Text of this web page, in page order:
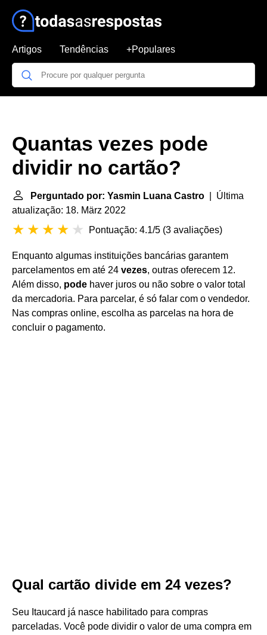
Artigos Tendências +Populares
Quantas vezes pode
dividir no cartão?
Perguntado por: Yasmin Luana Castro | Última
atualização: 18. März 2022
Pontuação: 4.1/5 (3 avaliações)
Enquanto algumas instituições bancárias garantem
parcelamentos em até 24 vezes, outras oferecem 12.
Além disso, pode haver juros ou não sobre o valor total
da mercadoria. Para parcelar, é só falar com o vendedor.
Nas compras online, escolha as parcelas na hora de
concluir o pagamento.
Qual cartão divide em 24 vezes?
Seu Itaucard já nasce habilitado para compras
parceladas. Você pode dividir o valor de uma compra em